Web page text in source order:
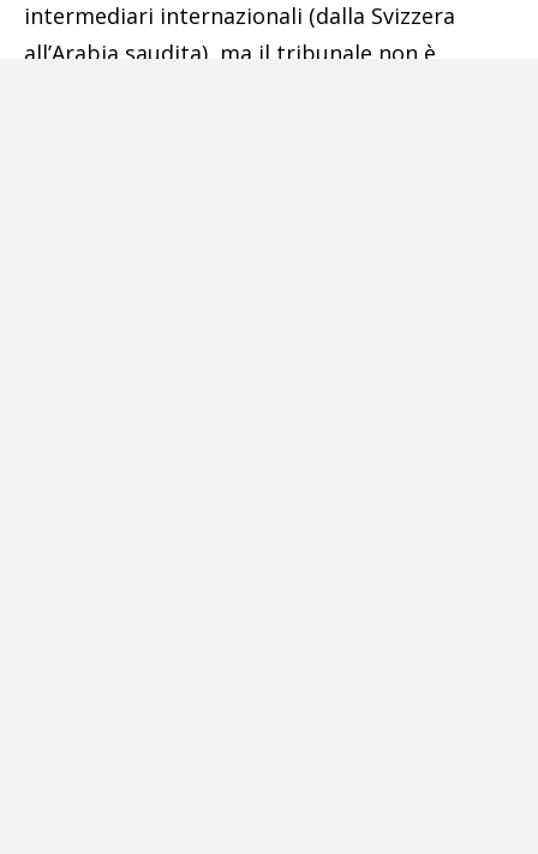
intermediari internazionali (dalla Svizzera
all’Arabia saudita), ma il tribunale non è